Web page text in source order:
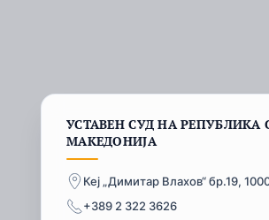
УСТАВЕН СУД НА РЕПУБЛИКА
МАКЕДОНИЈА
Кеј „Димитар Влахов“ бр.19,
+389 2 322 3626